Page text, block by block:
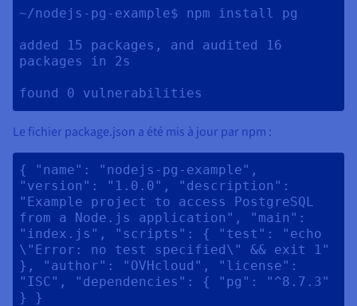
~/nodejs-pg-example$ npm install pg
added 15 packages, and audited 16
packages in 2s
Le fichier package.json a été mis à jour par npm :
{ "name": "nodejs-pg-example",
"version": "1.0.0", "description":
"Example project to access PostgreSQL
from a Node.js application", "main":
"index.js", "scripts": { "test": "echo
\"Error: no test specified\" && exit 1"
}, "author": "OVHcloud", "license":
"ISC", "dependencies": { "pg": "^8.7.3"
} }